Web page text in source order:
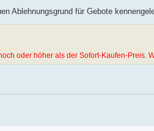
Ablehnungsgrund für Gebote
oder höher als der Sofort-Kaufen-